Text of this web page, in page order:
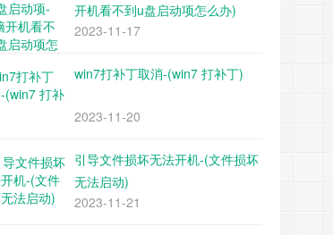
开机看不到u盘启动项怎么办)
2023-11-17
win7打补丁取消-(win7 打补丁)
2023-11-20
引导文件损坏无法开机-(文件损坏
无法启动)
2023-11-21